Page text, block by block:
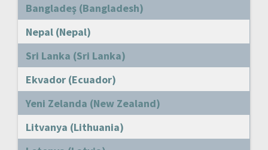
Bangladeş (Bangladesh)
Nepal (Nepal)
Sri Lanka (Sri Lanka)
Ekvador (Ecuador)
Yeni Zelanda (New Zealand)
Litvanya (Lithuania)